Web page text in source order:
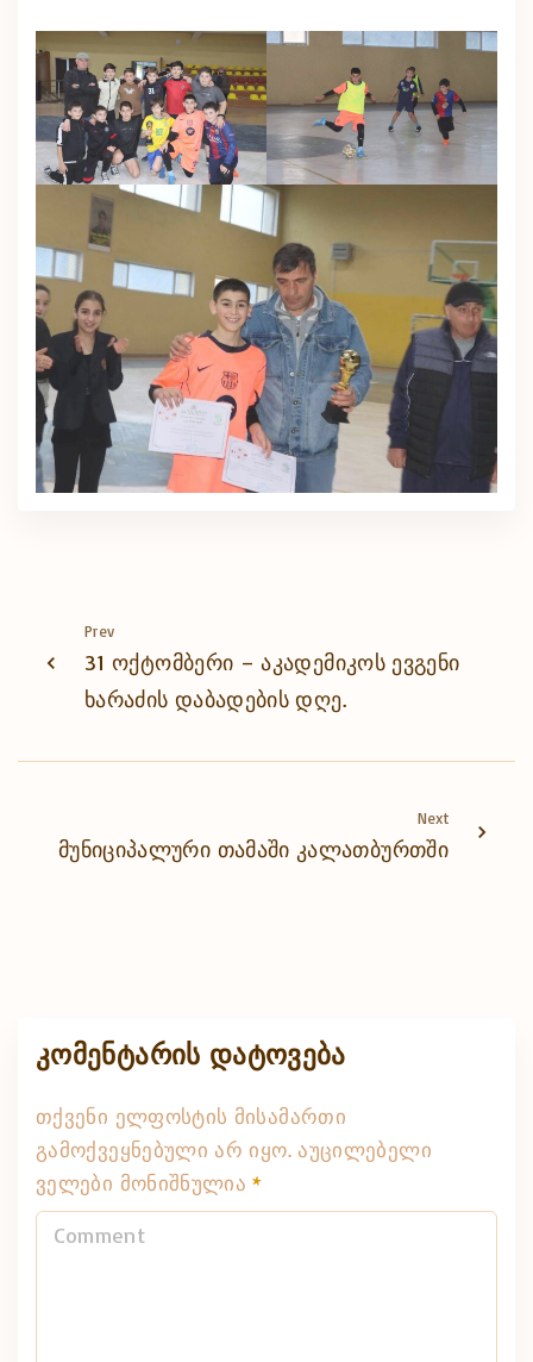
Prev
31 ოქტომბერი – აკადემიკოს ევგენი
ხარაძის დაბადების დღე.
Next
მუნიციპალური თამაში კალათბურთში
კომენტარის დატოვება
თქვენი ელფოსტის მისამართი
გამოქვეყნებული არ იყო. აუცილებელი
ველები მონიშნულია*